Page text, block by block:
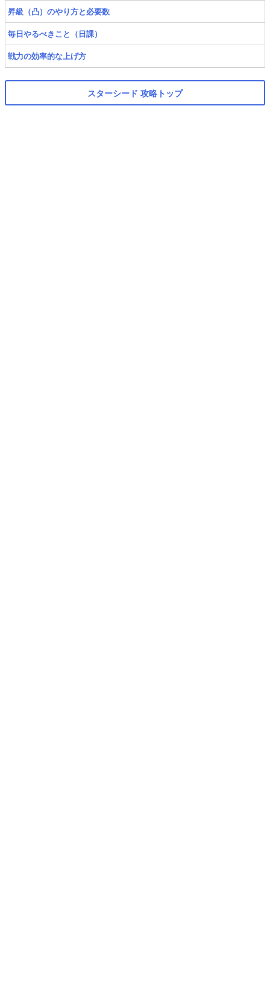
昇級（凸）のやり方と必要数
毎日やるべきこと（日課）
戦力の効率的な上げ方
スターシード 攻略トップ